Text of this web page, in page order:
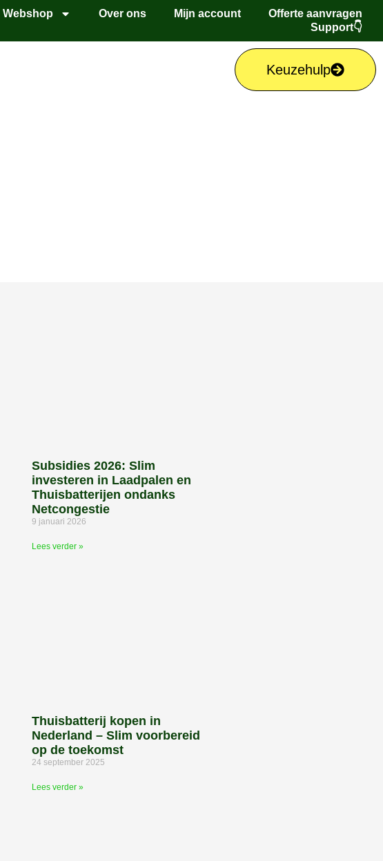
Webshop Over ons Mijn account
Offerte aanvragen
Support👇
Keuzehulp
Subsidies 2026: Slim
investeren in Laadpalen en
Thuisbatterijen ondanks
Netcongestie
9 januari 2026
Lees verder »
Thuisbatterij kopen in
Nederland – Slim voorbereid
op de toekomst
24 september 2025
Lees verder »